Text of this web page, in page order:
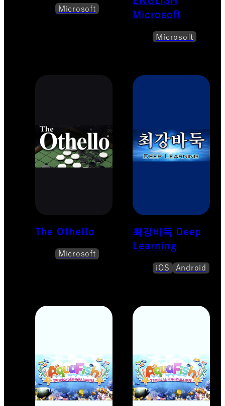
Microsoft
Microsoft
Microsoft
The Othello
Microsoft
최강바둑 Deep
Learning
iOS Android